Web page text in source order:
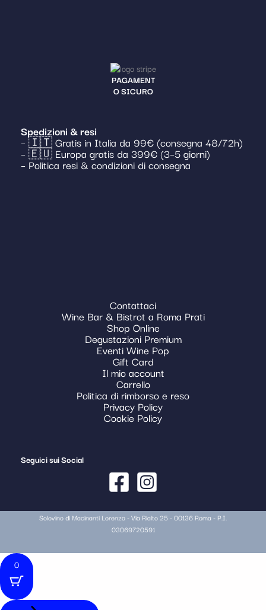
PAGAMENT
O SICURO
Spedizioni & resi
– 🇮🇹 Gratis in Italia da 99€ (consegna 48/72h)
– 🇪🇺 Europa gratis da 399€ (3–5 giorni)
– Politica resi & condizioni di consegna
Contattaci
Wine Bar & Bistrot a Roma Prati
Shop Online
Degustazioni Premium
Eventi Wine Pop
Gift Card
Il mio account
Carrello
Politica di rimborso e reso
Privacy Policy
Cookie Policy
Seguici sui Social
Solovino di Macinanti Lorenzo - Via Rialto 25 - 00136 Roma - P.I.
03069720591
0